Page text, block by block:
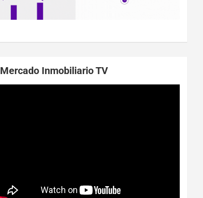
Mercado Inmobiliario TV